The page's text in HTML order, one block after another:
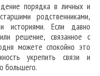
порядка в личных и
родственниками,
Если давно
решение, связанное с
можете спокойно это
укрепить связи и
большего.